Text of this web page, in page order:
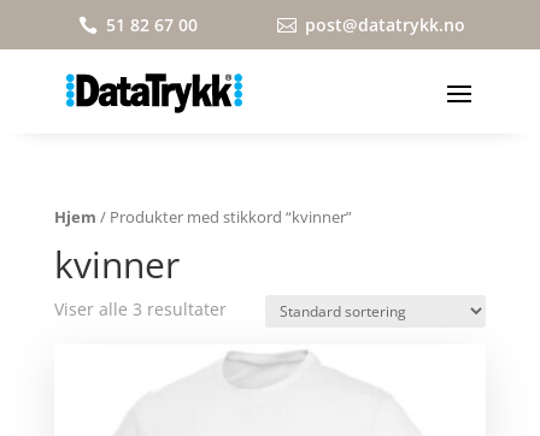
 51 82 67 00  post@datatrykk.no
Hjem / Produkter med stikkord “kvinner”
kvinner
Viser alle 3 resultater